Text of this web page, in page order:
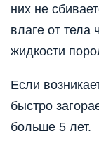
них не
влаге от тела
жидкости
Если
быстро
больше 5 лет.